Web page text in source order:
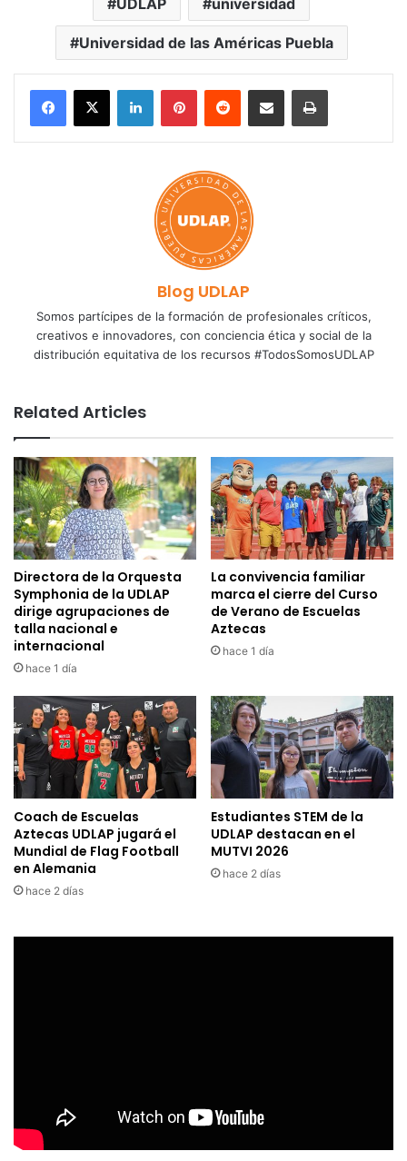
UDLAP universidad
Universidad de las Américas Puebla
LinkedInPinterestReddit Share via Email Print
Blog UDLAP
Somos partícipes de la formación de profesionales críticos,
creativos e innovadores, con conciencia ética y social de la
distribución equitativa de los recursos #TodosSomosUDLAP
Related Articles
Directora de la Orquesta
Symphonia de la UDLAP
dirige agrupaciones de
talla nacional e
internacional
hace 1 día
La convivencia familiar
marca el cierre del Curso
de Verano de Escuelas
Aztecas
hace 1 día
Coach de Escuelas
Aztecas UDLAP jugará el
Mundial de Flag Football
en Alemania
hace 2 días
Estudiantes STEM de la
UDLAP destacan en el
MUTVI 2026
hace 2 días